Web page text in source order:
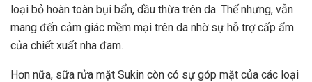
loại bỏ hoàn toàn bụi bẩn, dầu thừa trên da. Thế nhưng, vẫn
mang đến cảm giác mềm mại trên da nhờ sự hỗ trợ cấp ẩm
của chiết xuất nha đam.
Hơn nữa, sữa rửa mặt Sukin còn có sự góp mặt của các loại